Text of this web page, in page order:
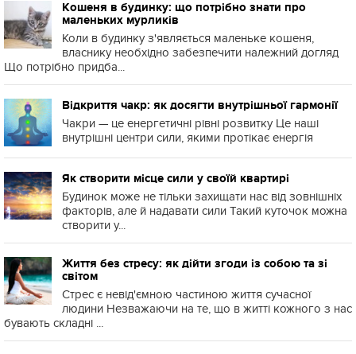
Кошеня в будинку: що потрібно знати про
маленьких мурликів
Коли в будинку з'являється маленьке кошеня,
власнику необхідно забезпечити належний догляд
Що потрібно придба...
Відкриття чакр: як досягти внутрішньої гармонії
Чакри — це енергетичні рівні розвитку Це наші
внутрішні центри сили, якими протікає енергія
Як створити місце сили у своїй квартирі
Будинок може не тільки захищати нас від зовнішніх
факторів, але й надавати сили Такий куточок можна
створити у...
Життя без стресу: як дійти згоди із собою та зі
світом
Стрес є невід'ємною частиною життя сучасної
людини Незважаючи на те, що в житті кожного з нас
бувають складні ...